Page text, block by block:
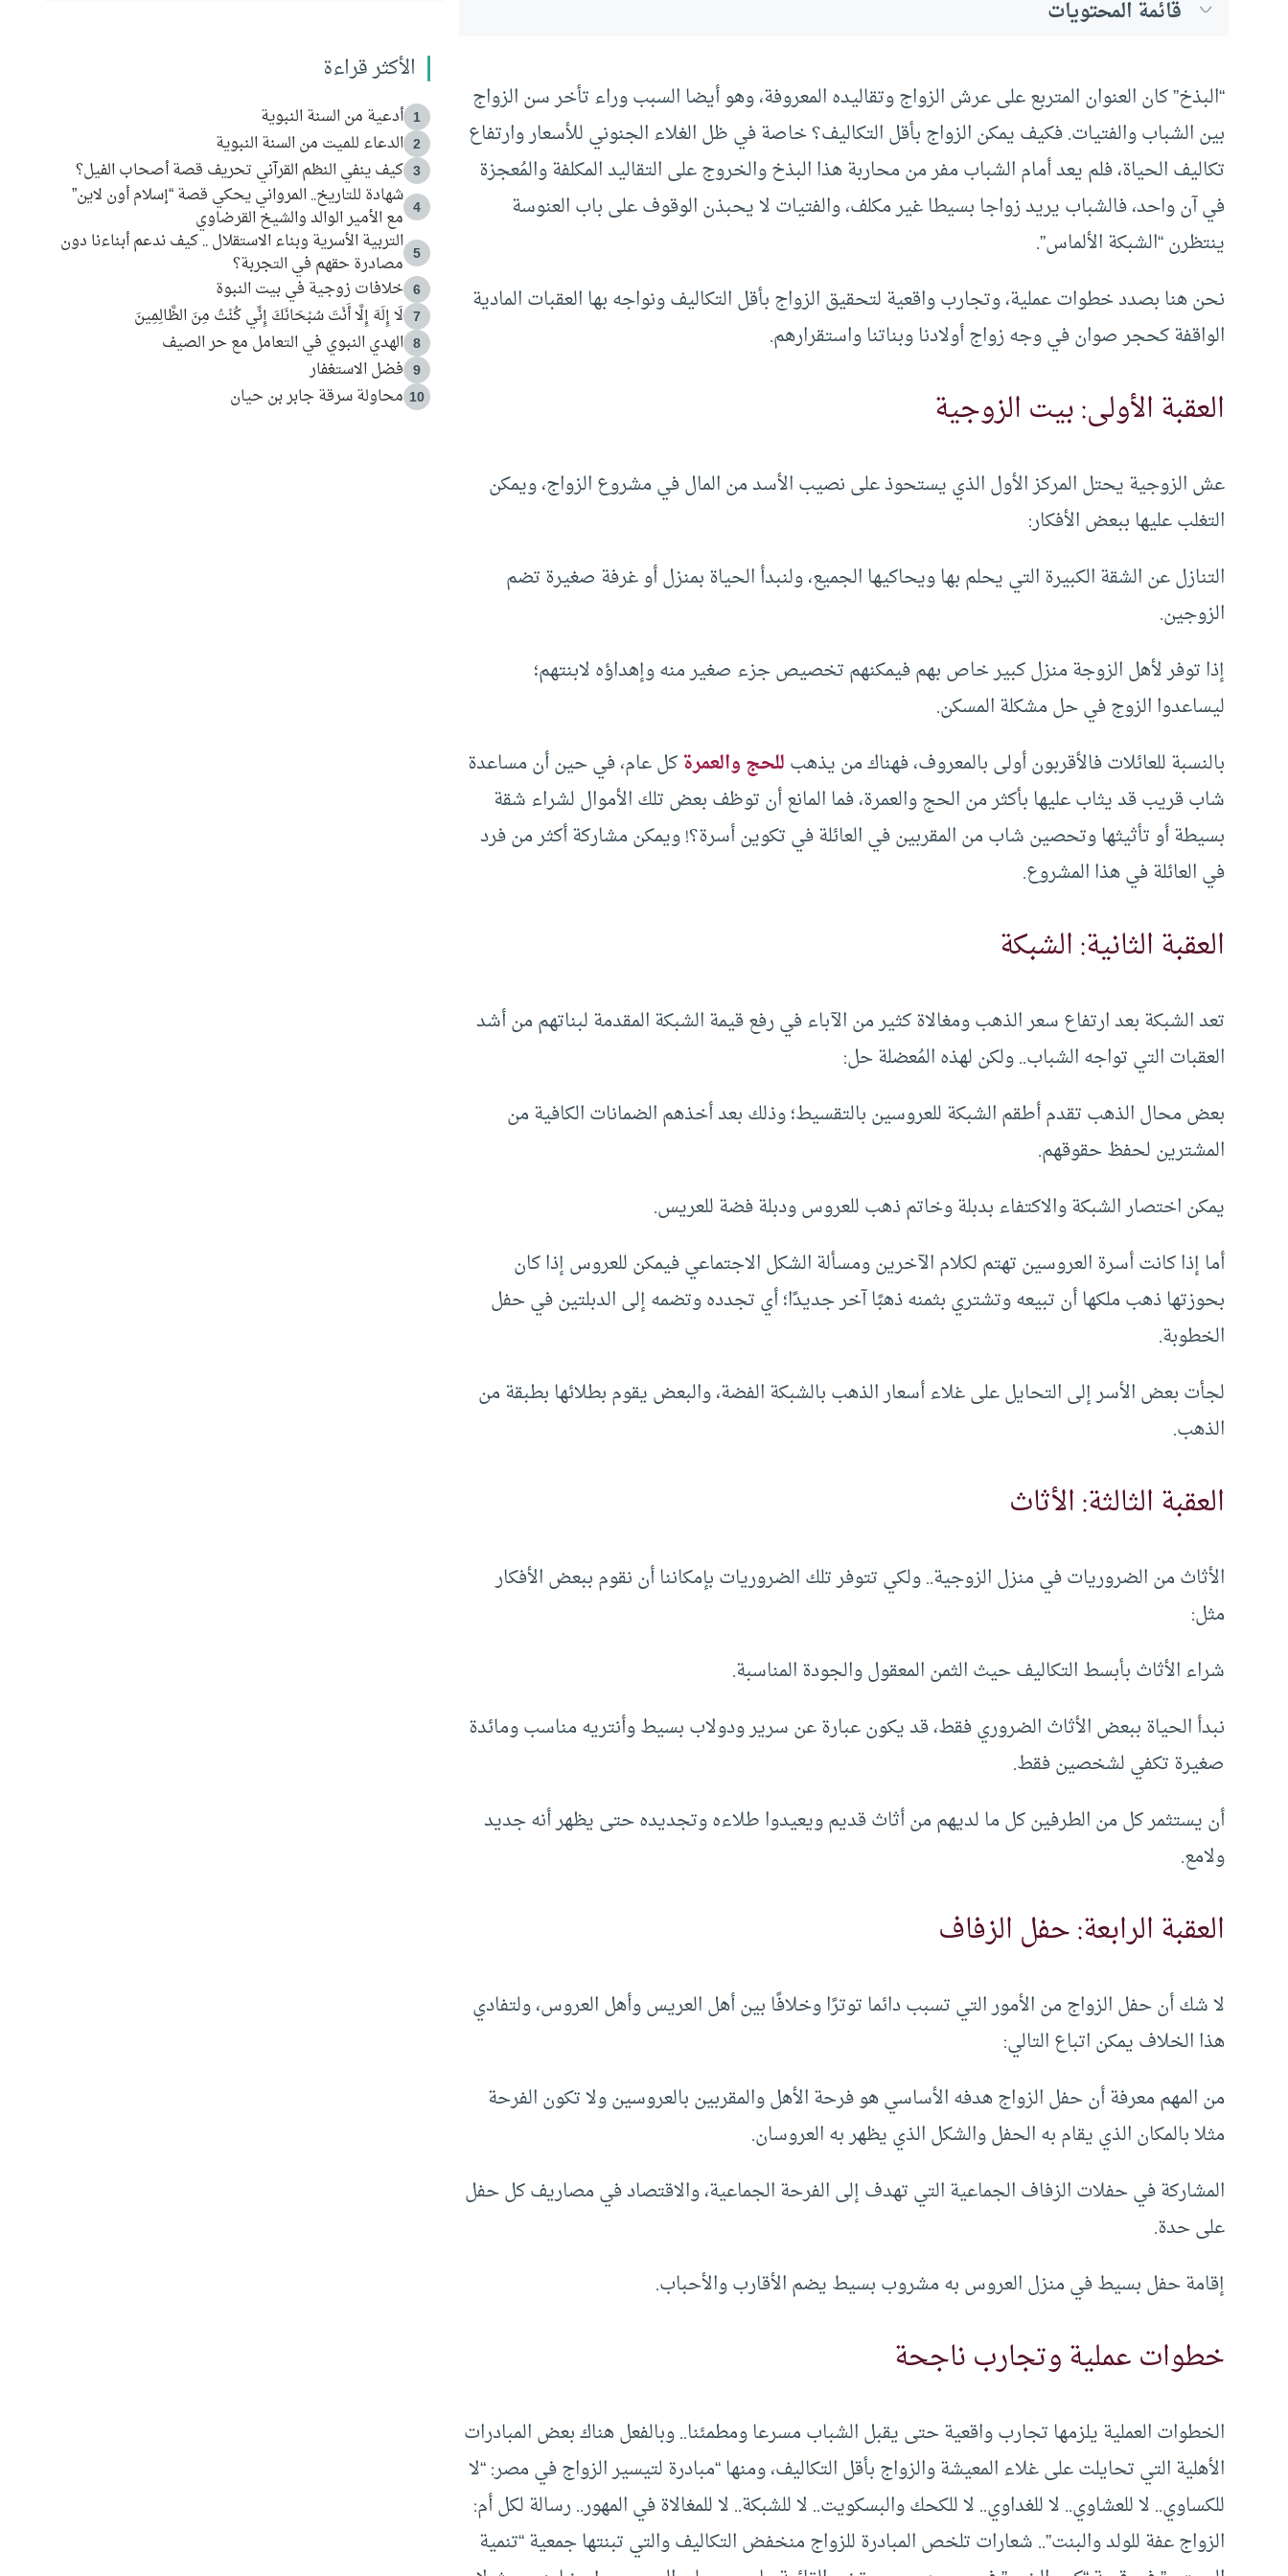
قائمة المحتويات
“البذخ” كان العنوان المتربع على عرش الزواج وتقاليده المعروفة، وهو أيضا السبب وراء تأخر سن الزواج
بين الشباب والفتيات. فكيف يمكن الزواج بأقل التكاليف؟ خاصة في ظل الغلاء الجنوني للأسعار وارتفاع
تكاليف الحياة، فلم يعد أمام الشباب مفر من محاربة هذا البذخ والخروج على التقاليد المكلفة والمُعجزة
في آن واحد، فالشباب يريد زواجا بسيطا غير مكلف، والفتيات لا يحبذن الوقوف على باب العنوسة
ينتظرن “الشبكة الألماس”.
نحن هنا بصدد خطوات عملية، وتجارب واقعية لتحقيق الزواج بأقل التكاليف ونواجه بها العقبات المادية
الواقفة كحجر صوان في وجه زواج أولادنا وبناتنا واستقرارهم.
العقبة الأولى: بيت الزوجية
عش الزوجية يحتل المركز الأول الذي يستحوذ على نصيب الأسد من المال في مشروع الزواج، ويمكن
التغلب عليها ببعض الأفكار:
التنازل عن الشقة الكبيرة التي يحلم بها ويحاكيها الجميع، ولنبدأ الحياة بمنزل أو غرفة صغيرة تضم
الزوجين.
إذا توفر لأهل الزوجة منزل كبير خاص بهم فيمكنهم تخصيص جزء صغير منه وإهداؤه لابنتهم؛
ليساعدوا الزوج في حل مشكلة المسكن.
بالنسبة للعائلات فالأقربون أولى بالمعروف، فهناك من يذهبللحج والعمرةكل عام، في حين أن مساعدة
شاب قريب قد يثاب عليها بأكثر من الحج والعمرة، فما المانع أن توظف بعض تلك الأموال لشراء شقة
بسيطة أو تأثيثها وتحصين شاب من المقربين في العائلة في تكوين أسرة؟! ويمكن مشاركة أكثر من فرد
في العائلة في هذا المشروع.
العقبة الثانية: الشبكة
تعد الشبكة بعد ارتفاع سعر الذهب ومغالاة كثير من الآباء في رفع قيمة الشبكة المقدمة لبناتهم من أشد
العقبات التي تواجه الشباب.. ولكن لهذه المُعضلة حل:
بعض محال الذهب تقدم أطقم الشبكة للعروسين بالتقسيط؛ وذلك بعد أخذهم الضمانات الكافية من
المشترين لحفظ حقوقهم.
يمكن اختصار الشبكة والاكتفاء بدبلة وخاتم ذهب للعروس ودبلة فضة للعريس.
أما إذا كانت أسرة العروسين تهتم لكلام الآخرين ومسألة الشكل الاجتماعي فيمكن للعروس إذا كان
بحوزتها ذهب ملكها أن تبيعه وتشتري بثمنه ذهبًا آخر جديدًا؛ أي تجدده وتضمه إلى الدبلتين في حفل
الخطوبة.
لجأت بعض الأسر إلى التحايل على غلاء أسعار الذهب بالشبكة الفضة، والبعض يقوم بطلائها بطبقة من
الذهب.
العقبة الثالثة: الأثاث
الأثاث من الضروريات في منزل الزوجية.. ولكي تتوفر تلك الضروريات بإمكاننا أن نقوم ببعض الأفكار
مثل:
شراء الأثاث بأبسط التكاليف حيث الثمن المعقول والجودة المناسبة.
نبدأ الحياة ببعض الأثاث الضروري فقط، قد يكون عبارة عن سرير ودولاب بسيط وأنتريه مناسب ومائدة
صغيرة تكفي لشخصين فقط.
أن يستثمر كل من الطرفين كل ما لديهم من أثاث قديم ويعيدوا طلاءه وتجديده حتى يظهر أنه جديد
ولامع.
العقبة الرابعة: حفل الزفاف
لا شك أن حفل الزواج من الأمور التي تسبب دائما توترًا وخلافًا بين أهل العريس وأهل العروس، ولتفادي
هذا الخلاف يمكن اتباع التالي:
من المهم معرفة أن حفل الزواج هدفه الأساسي هو فرحة الأهل والمقربين بالعروسين ولا تكون الفرحة
مثلا بالمكان الذي يقام به الحفل والشكل الذي يظهر به العروسان.
المشاركة في حفلات الزفاف الجماعية التي تهدف إلى الفرحة الجماعية، والاقتصاد في مصاريف كل حفل
على حدة.
إقامة حفل بسيط في منزل العروس به مشروب بسيط يضم الأقارب والأحباب.
خطوات عملية وتجارب ناجحة
الخطوات العملية يلزمها تجارب واقعية حتى يقبل الشباب مسرعا ومطمئنا.. وبالفعل هناك بعض المبادرات
الأهلية التي تحايلت على غلاء المعيشة والزواج بأقل التكاليف، ومنها “مبادرة لتيسير الزواج في مصر: “لا
للكساوي.. لا للعشاوي.. لا للغداوي.. لا للكحك والبسكويت.. لا للشبكة.. لا للمغالاة في المهور.. رسالة لكل أم:
الزواج عفة للولد والبنت”.. شعارات تلخص المبادرة للزواج منخفض التكاليف والتي تبنتها جمعية “تنمية
الأكثر قراءة
1 أدعية من السنة النبوية
2 الدعاء للميت من السنة النبوية
3 كيف ينفي النظم القرآني تحريف قصة أصحاب الفيل؟
4
شهادة للتاريخ.. المرواني يحكي قصة “إسلام أون لاين”
مع الأمير الوالد والشيخ القرضاوي
5
التربية الأسرية وبناء الاستقلال .. كيف ندعم أبناءنا دون
مصادرة حقهم في التجربة؟
6 خلافات زوجية في بيت النبوة
7 لَا إِلَهَ إِلَّا أَنْتَ سُبْحَانَكَ إِنِّي كُنْتُ مِنَ الظَّالِمِينَ
8 الهدي النبوي في التعامل مع حر الصيف
9 فضل الاستغفار
10 محاولة سرقة جابر بن حيان